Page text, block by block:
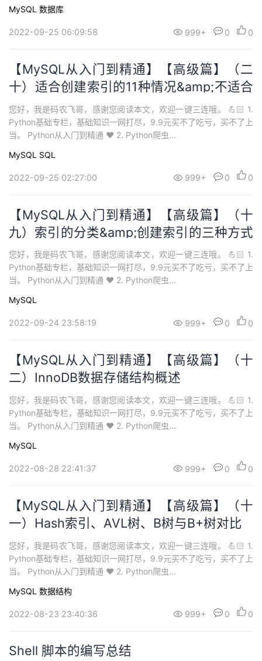
MySQL 数据库
2022-09-25 06:09:58 999+ 0 0
【MySQL从入门到精通】【高级篇】（二
十）适合创建索引的11种情况&amp;不适合
创建索引的7种情况，万字长文
您好，我是码农飞哥，感谢您阅读本文，欢迎一键三连哦。 💪🏻 1.
Python基础专栏，基础知识一网打尽，9.9元买不了吃亏，买不了上
当。 Python从入门到精通 ❤️ 2. Python爬虫...
MySQL SQL
2022-09-25 02:27:00 999+ 0 0
【MySQL从入门到精通】【高级篇】（十
九）索引的分类&amp;创建索引的三种方式
&amp;删除索引的两种方式
您好，我是码农飞哥，感谢您阅读本文，欢迎一键三连哦。 💪🏻 1.
Python基础专栏，基础知识一网打尽，9.9元买不了吃亏，买不了上
当。 Python从入门到精通 ❤️ 2. Python爬虫...
MySQL
2022-09-24 23:58:19 999+ 0 0
【MySQL从入门到精通】【高级篇】（十
二）InnoDB数据存储结构概述
您好，我是码农飞哥，感谢您阅读本文，欢迎一键三连哦。 💪🏻 1.
Python基础专栏，基础知识一网打尽，9.9元买不了吃亏，买不了上
当。 Python从入门到精通 ❤️ 2. Python爬虫...
MySQL
2022-08-28 22:41:37 999+ 0 0
【MySQL从入门到精通】【高级篇】（十
一）Hash索引、AVL树、B树与B+树对比
您好，我是码农飞哥，感谢您阅读本文，欢迎一键三连哦。 💪🏻 1.
Python基础专栏，基础知识一网打尽，9.9元买不了吃亏，买不了上
当。 Python从入门到精通 ❤️ 2. Python爬虫...
MySQL 数据结构
2022-08-23 23:40:36 999+ 0 0
Shell 脚本的编写总结